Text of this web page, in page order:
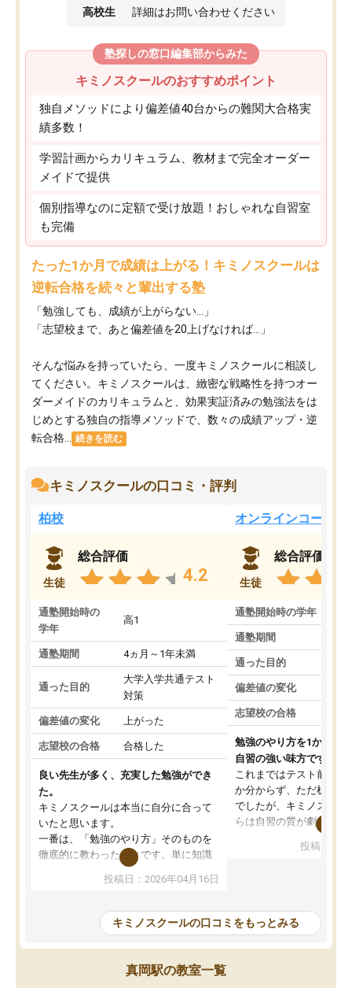
高校生 詳細はお問い合わせください
塾探しの窓口編集部からみた
キミノスクールのおすすめポイント
独自メソッドにより偏差値40台からの難関大合格実
績多数！
学習計画からカリキュラム、教材まで完全オーダー
メイドで提供
個別指導なのに定額で受け放題！おしゃれな自習室
も完備
たった1か月で成績は上がる！キミノスクールは
逆転合格を続々と輩出する塾
「勉強しても、成績が上がらない…」
「志望校まで、あと偏差値を20上げなければ…」
そんな悩みを持っていたら、一度キミノスクールに相談し
てください。キミノスクールは、緻密な戦略性を持つオー
ダーメイドのカリキュラムと、効果実証済みの勉強法をは
じめとする独自の指導メソッドで、数々の成績アップ・逆
転合格...
続きを読む
キミノスクールの口コミ・評判
柏校
生徒
総合評価
4.2
通塾開始時の
学年
高1
通塾期間 4ヵ月～1年未満
通った目的
大学入学共通テスト
対策
偏差値の変化 上がった
志望校の合格 合格した
良い先生が多く、充実した勉強ができ
た。
キミノスクールは本当に自分に合って
いたと思います。
一番は、「勉強のやり方」そのものを
徹底的に教わったことです。単に知識
を詰め込むのではなく、自学自習の習
慣が身につくよう並走してくれるの
はなくなりました。
講師の方との距離も近く、親身なコー
チングのおかげで、停滞期もモチベー
ションを維持できました。「やらされ
投稿日：2026年04月16日
オンラインコース
生徒
総合評価
通塾開始時の学年
通塾期間
通った目的
偏差値の変化
志望校の合格
勉強のやり方を1から教
自習の強い味方です。
これまではテスト前に何
か分からず、ただ机に座
でしたが、キミノスクー
らは自習の質が劇的に変
を明確にしてくれるの
の仕方をコーチングして
ルなので、家での学習習
身につきました。結果と
投稿日：
キミノスクールの口コミをもっとみる
真岡駅の教室一覧